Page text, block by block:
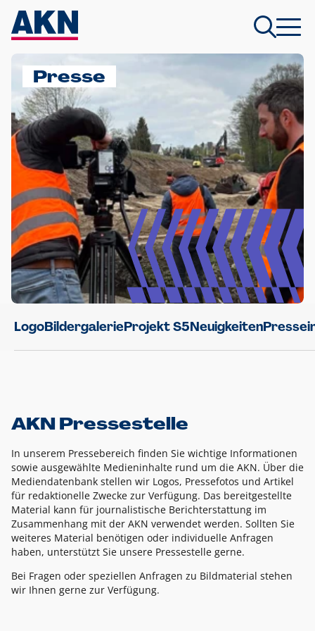
Presse
LogoBildergalerieProjekt S5Neuigkeiten
AKN Pressestelle
In unserem Pressebereich finden Sie wichtige Informationen
sowie ausgewählte Medieninhalte rund um die AKN. Über die
Mediendatenbank stellen wir Logos, Pressefotos und Artikel
für redaktionelle Zwecke zur Verfügung. Das bereitgestellte
Material kann für journalistische Berichterstattung im
Zusammenhang mit der AKN verwendet werden. Sollten Sie
weiteres Material benötigen oder individuelle Anfragen
haben, unterstützt Sie unsere Pressestelle gerne.
Bei Fragen oder speziellen Anfragen zu Bildmaterial stehen
wir Ihnen gerne zur Verfügung.